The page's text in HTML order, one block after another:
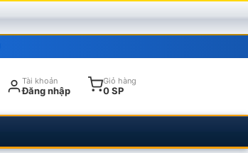
Tài khoản
Đăng nhập
Giỏ hàng
0 SP